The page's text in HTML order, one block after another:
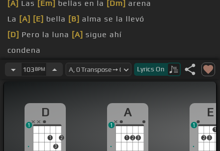
[A] Las [Em] bellas en la [Dm] arena
La [A] [E] bella [B] alma se la llevó
[D] Pero la luna [A] sigue ahí
condena
[A] [E]gritos por la noche
103 BPM Lyrics On
D
1
3
2
1
A
1 2 3
1
E
2 3
1
1